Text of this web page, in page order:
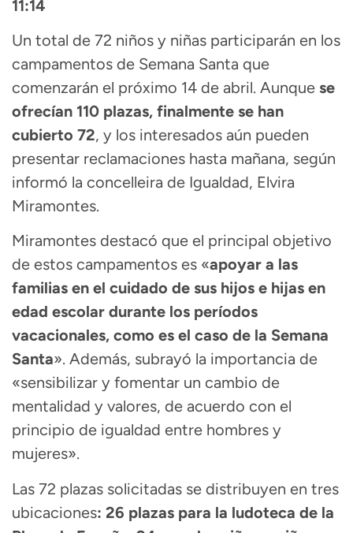
11:14
Un total de 72 niños y niñas participarán en los
campamentos de Semana Santa que
comenzarán el próximo 14 de abril. Aunque se
ofrecían 110 plazas, finalmente se han
cubierto 72, y los interesados aún pueden
presentar reclamaciones hasta mañana, según
informó la concelleira de Igualdad, Elvira
Miramontes.
Miramontes destacó que el principal objetivo
de estos campamentos es «apoyar a las
familias en el cuidado de sus hijos e hijas en
edad escolar durante los períodos
vacacionales, como es el caso de la Semana
Santa». Además, subrayó la importancia de
«sensibilizar y fomentar un cambio de
mentalidad y valores, de acuerdo con el
principio de igualdad entre hombres y
mujeres».
Las 72 plazas solicitadas se distribuyen en tres
ubicaciones: 26 plazas para la ludoteca de la